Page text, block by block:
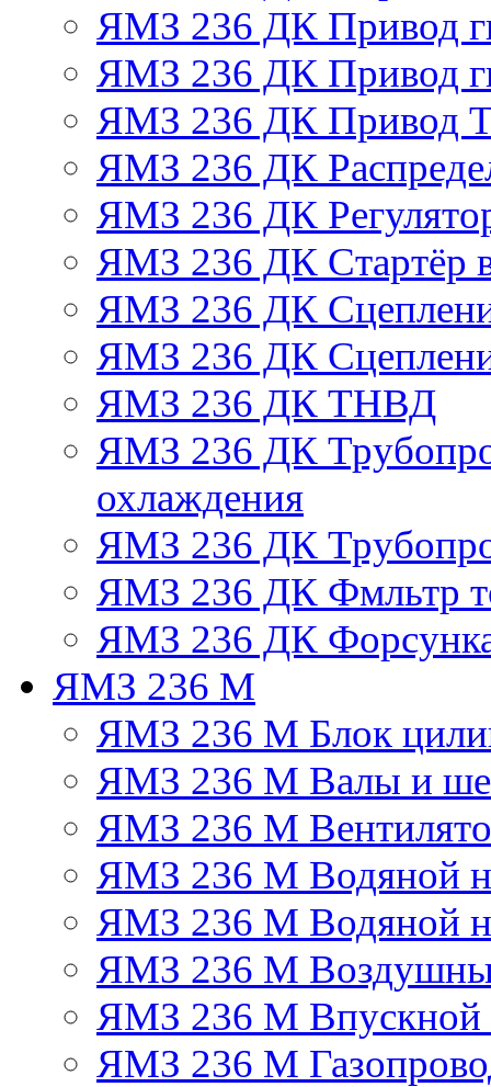
ЯМЗ 236 ДК Привод
ЯМЗ 236 ДК Привод
ЯМЗ 236 ДК Привод
ЯМЗ 236 ДК
ЯМЗ 236 ДК
ЯМЗ 236 ДК Стартёр
ЯМЗ 236 ДК
ЯМЗ 236 ДК
ЯМЗ 236 ДК ТНВД
ЯМЗ 236 ДК
охлаждения
ЯМЗ 236 ДК
ЯМЗ 236 ДК Фмльтр
ЯМЗ 236 ДК
ЯМЗ 236 М
ЯМЗ 236 М Блок
ЯМЗ 236 М Валы и
ЯМЗ 236 М
ЯМЗ 236 М Водяной
ЯМЗ 236 М Водяной
ЯМЗ 236 М
ЯМЗ 236 М Впускной
ЯМЗ 236 М